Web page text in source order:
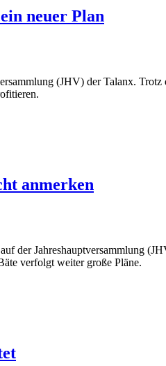
neuer Plan
(JHV) der Talanx.
anmerken
der Jahreshauptversammlung
verfolgt weiter große Pläne.